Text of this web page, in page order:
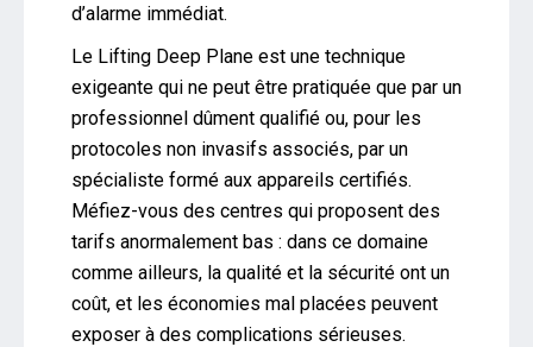
d’alarme immédiat.
Le Lifting Deep Plane est une technique
exigeante qui ne peut être pratiquée que par un
professionnel dûment qualifié ou, pour les
protocoles non invasifs associés, par un
spécialiste formé aux appareils certifiés.
Méfiez-vous des centres qui proposent des
tarifs anormalement bas : dans ce domaine
comme ailleurs, la qualité et la sécurité ont un
coût, et les économies mal placées peuvent
exposer à des complications sérieuses.